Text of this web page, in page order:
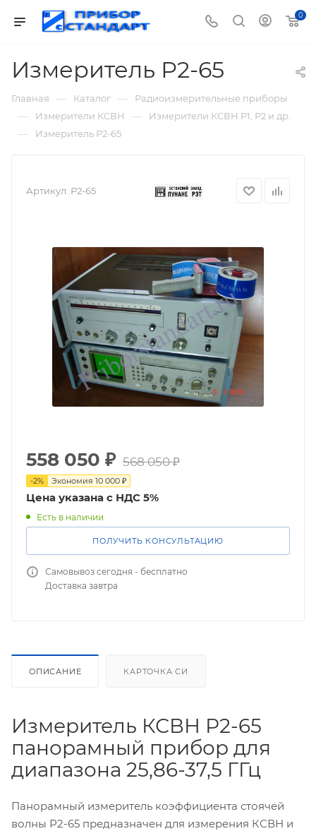
0
Измеритель Р2-65
Главная — Каталог — Радиоизмерительные приборы
— Измерители КСВН — Измерители КСВН Р1, Р2 и др.
— Измеритель Р2-65
Артикул: Р2-65
558 050 ₽ 568 050₽
-2% Экономия 10 000 ₽
Цена указана с НДС 5%
Есть в наличии
ПОЛУЧИТЬ КОНСУЛЬТАЦИЮ
Самовывоз сегодня - бесплатно
Доставка завтра
ОПИСАНИЕ КАРТОЧКА СИ
Измеритель КСВН Р2-65
панорамный прибор для
диапазона 25,86-37,5 ГГц
Панорамный измеритель коэффициента стоячей
волны Р2-65 предназначен для измерения КСВН и